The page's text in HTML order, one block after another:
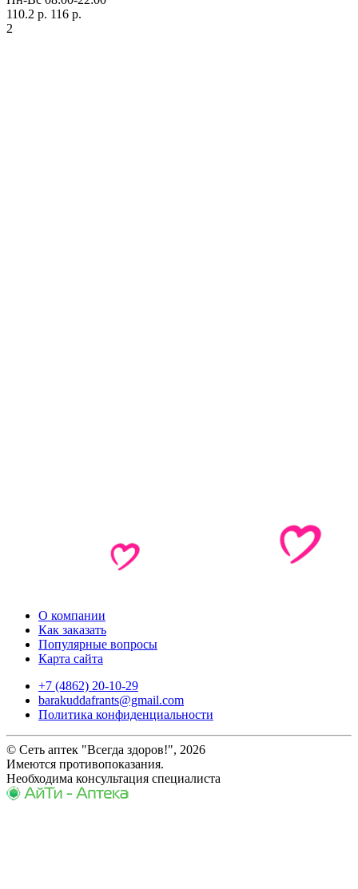
110.2 р. 116 р.
2
О компании
Как заказать
Популярные вопросы
Карта сайта
+7 (4862) 20-10-29
barakuddafrants@gmail.com
Политика конфиденциальности
© Сеть аптек "Всегда здоров!", 2026
Имеются противопоказания.
Необходима консультация специалиста